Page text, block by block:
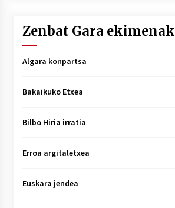
Zenbat Gara ekimenak
Algara konpartsa
Bakaikuko Etxea
Bilbo Hiria irratia
Erroa argitaletxea
Euskara jendea